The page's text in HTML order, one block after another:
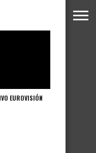
EUROVISIÓN